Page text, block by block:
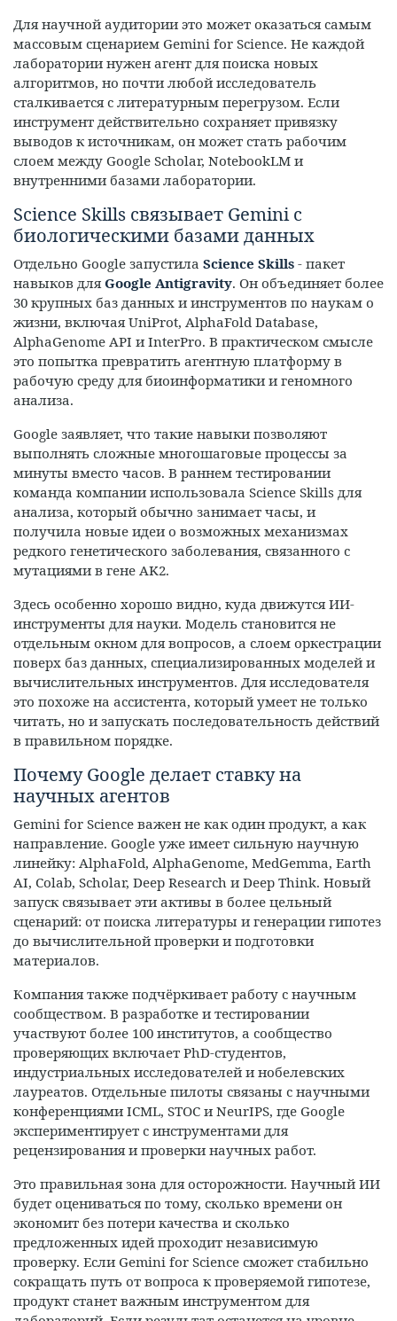
Для научной аудитории это может оказаться самым
массовым сценарием Gemini for Science. Не каждой
лаборатории нужен агент для поиска новых
алгоритмов, но почти любой исследователь
сталкивается с литературным перегрузом. Если
инструмент действительно сохраняет привязку
выводов к источникам, он может стать рабочим
слоем между Google Scholar, NotebookLM и
внутренними базами лаборатории.
Science Skills связывает Gemini с
биологическими базами данных
Отдельно Google запустила Science Skills - пакет
навыков для Google Antigravity. Он объединяет более
30 крупных баз данных и инструментов по наукам о
жизни, включая UniProt, AlphaFold Database,
AlphaGenome API и InterPro. В практическом смысле
это попытка превратить агентную платформу в
рабочую среду для биоинформатики и геномного
анализа.
Google заявляет, что такие навыки позволяют
выполнять сложные многошаговые процессы за
минуты вместо часов. В раннем тестировании
команда компании использовала Science Skills для
анализа, который обычно занимает часы, и
получила новые идеи о возможных механизмах
редкого генетического заболевания, связанного с
мутациями в гене AK2.
Здесь особенно хорошо видно, куда движутся ИИ-
инструменты для науки. Модель становится не
отдельным окном для вопросов, а слоем оркестрации
поверх баз данных, специализированных моделей и
вычислительных инструментов. Для исследователя
это похоже на ассистента, который умеет не только
читать, но и запускать последовательность действий
в правильном порядке.
Почему Google делает ставку на
научных агентов
Gemini for Science важен не как один продукт, а как
направление. Google уже имеет сильную научную
линейку: AlphaFold, AlphaGenome, MedGemma, Earth
AI, Colab, Scholar, Deep Research и Deep Think. Новый
запуск связывает эти активы в более цельный
сценарий: от поиска литературы и генерации гипотез
до вычислительной проверки и подготовки
материалов.
Компания также подчёркивает работу с научным
сообществом. В разработке и тестировании
участвуют более 100 институтов, а сообщество
проверяющих включает PhD-студентов,
индустриальных исследователей и нобелевских
лауреатов. Отдельные пилоты связаны с научными
конференциями ICML, STOC и NeurIPS, где Google
экспериментирует с инструментами для
рецензирования и проверки научных работ.
Это правильная зона для осторожности. Научный ИИ
будет оцениваться по тому, сколько времени он
экономит без потери качества и сколько
предложенных идей проходит независимую
проверку. Если Gemini for Science сможет стабильно
сокращать путь от вопроса к проверяемой гипотезе,
продукт станет важным инструментом для